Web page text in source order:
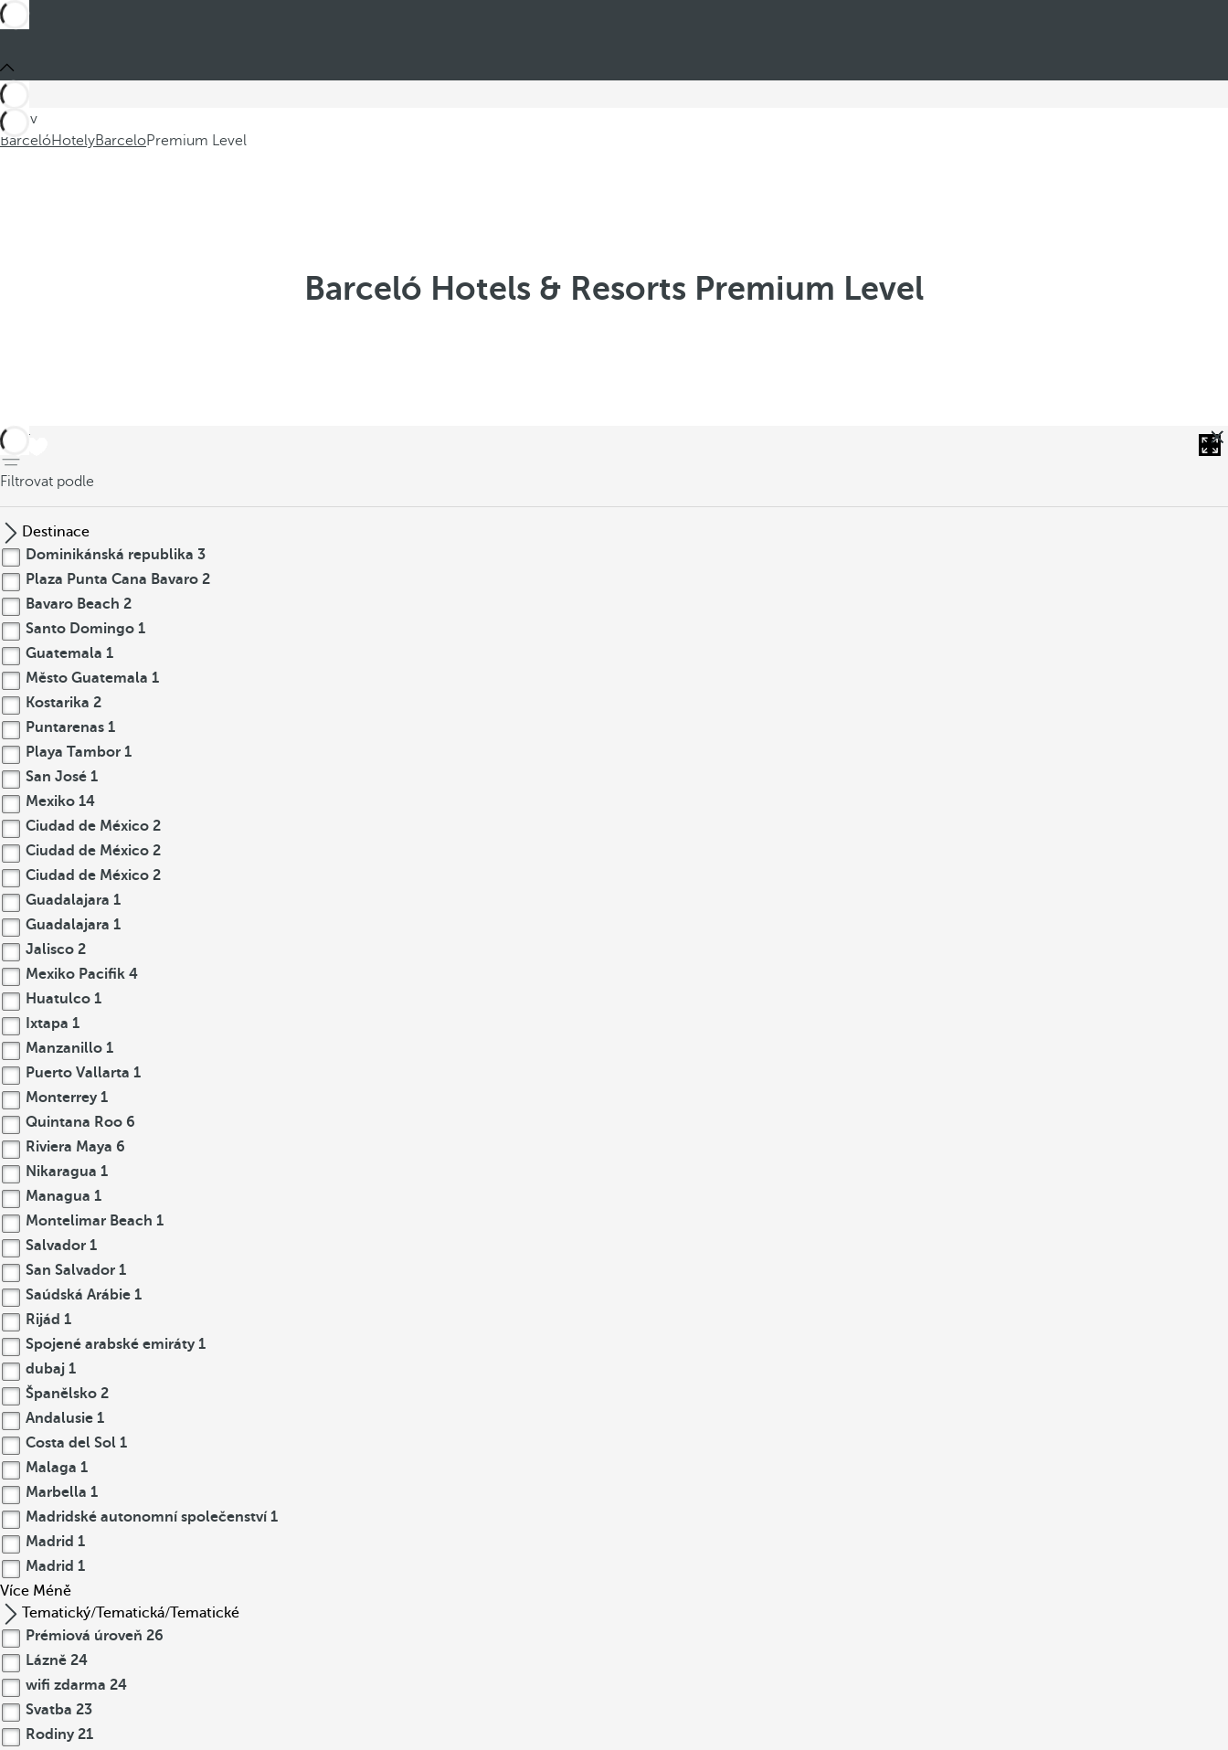
Jste v
BarcelóHotelyBarceloPremium Level
Barceló Hotels & Resorts Premium Level
Zpět
Filtrovat podle
Destinace
Dominikánská republika 3
Plaza Punta Cana Bavaro 2
Bavaro Beach 2
Santo Domingo 1
Guatemala 1
Město Guatemala 1
Kostarika 2
Puntarenas 1
Playa Tambor 1
San José 1
Mexiko 14
Ciudad de México 2
Ciudad de México 2
Ciudad de México 2
Guadalajara 1
Guadalajara 1
Jalisco 2
Mexiko Pacifik 4
Huatulco 1
Ixtapa 1
Manzanillo 1
Puerto Vallarta 1
Monterrey 1
Quintana Roo 6
Riviera Maya 6
Nikaragua 1
Managua 1
Montelimar Beach 1
Salvador 1
San Salvador 1
Saúdská Arábie 1
Rijád 1
Spojené arabské emiráty 1
dubaj 1
Španělsko 2
Andalusie 1
Costa del Sol 1
Malaga 1
Marbella 1
Madridské autonomní společenství1
Madrid 1
Madrid 1
Více Méně
Tematický/Tematická/Tematické
Prémiová úroveň 26
Lázně 24
wifi zdarma 24
Svatba 23
Rodiny 21